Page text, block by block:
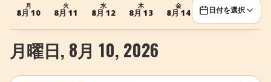
+ イベントを追加
月
8月 10
火
8月 11
水
8月 12
木
8月 13
金
8月 14
月
8月 17 8月 18
日付を選択
月曜日, 8月 10, 2026